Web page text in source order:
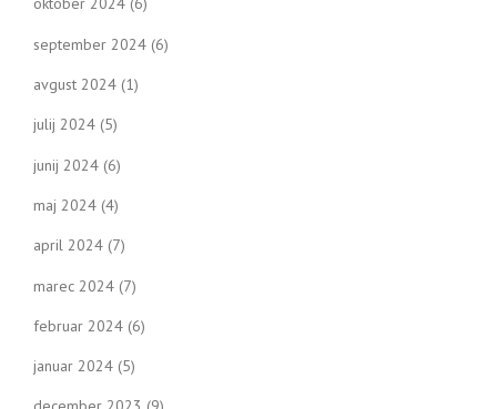
september 2024 (6)
avgust 2024 (1)
julij 2024 (5)
junij 2024 (6)
maj 2024 (4)
april 2024 (7)
marec 2024 (7)
februar 2024 (6)
januar 2024 (5)